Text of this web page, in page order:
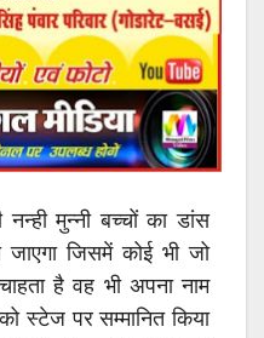
मुन्नी बच्चों का डांस
जाएगा जिसमें कोई भी जो
है वह भी अपना नाम
स्टेज पर सम्मानित किया